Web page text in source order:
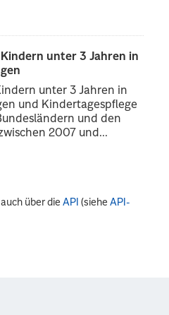
unter 3 Jahren in
unter 3 Jahren in
und Kindertagespflege
und den
2007 und...
über dieAPI (sieheAPI-